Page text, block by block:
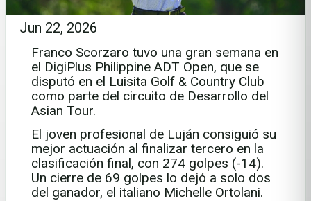
Jun 22, 2026
Franco Scorzaro tuvo una gran semana en
el DigiPlus Philippine ADT Open, que se
disputó en el Luisita Golf & Country Club
como parte del circuito de Desarrollo del
Asian Tour.
El joven profesional de Luján consiguió su
mejor actuación al finalizar tercero en la
clasificación final, con 274 golpes (-14).
Un cierre de 69 golpes lo dejó a solo dos
del ganador, el italiano Michelle Ortolani.